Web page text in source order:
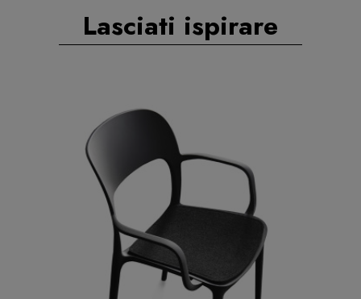
Lasciati ispirare